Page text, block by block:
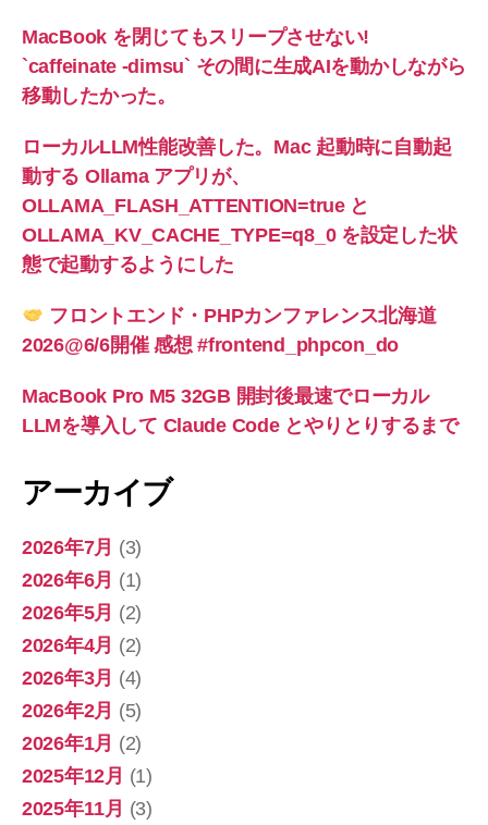
MacBook を閉じてもスリープさせない!
`caffeinate -dimsu` その間に生成AIを動かしながら
移動したかった。
ローカルLLM性能改善した。Mac 起動時に自動起
動する Ollama アプリが、
OLLAMA_FLASH_ATTENTION=true と
OLLAMA_KV_CACHE_TYPE=q8_0 を設定した状
態で起動するようにした
フロントエンド・PHPカンファレンス北海道
2026@6/6開催 感想 #frontend_phpcon_do
MacBook Pro M5 32GB 開封後最速でローカル
LLMを導入して Claude Code とやりとりするまで
アーカイブ
2026年7月 (3)
2026年6月 (1)
2026年5月 (2)
2026年4月 (2)
2026年3月 (4)
2026年2月 (5)
2026年1月 (2)
2025年12月 (1)
2025年11月 (3)